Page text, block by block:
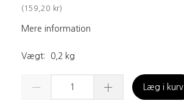
( 159,20 kr)
Mere information
Vægt: 0,2 kg
Læg i kurv